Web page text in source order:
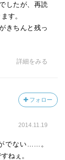
したが、再読
す。
きちんと残っ
詳細をみる
フォロー
2014.11.19
でない……。
ねぇ。